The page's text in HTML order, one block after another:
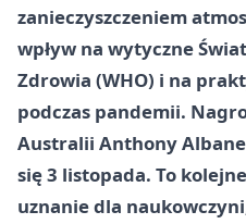
zanieczyszczeniem
wpływ na wytyczne
Zdrowia (WHO) i na
podczas pandemii.
Australii Anthony
się 3 listopada. To
uznanie dla